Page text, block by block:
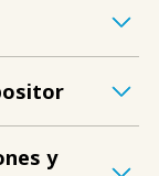
y